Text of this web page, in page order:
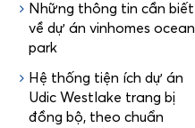
Những thông tin cần biết
về dự án vinhomes ocean
park
Hệ thống tiện ích dự án
Udic Westlake trang bị
đồng bộ, theo chuẩn